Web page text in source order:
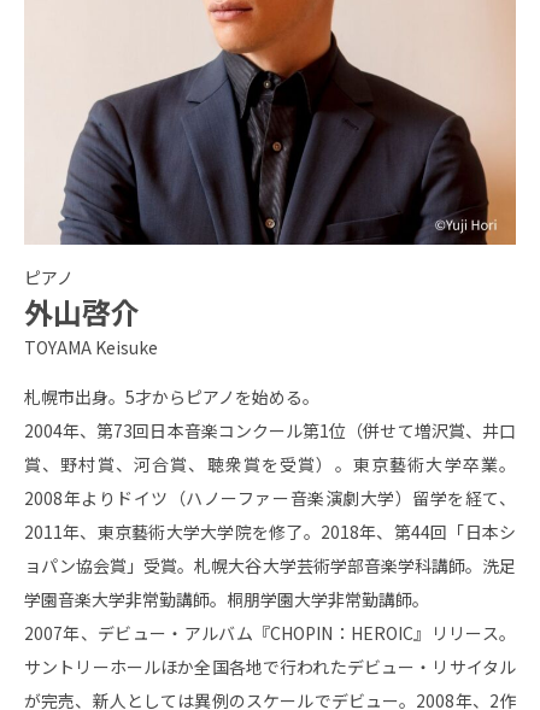
外山啓介
TOYAMA Keisuke
ピアノ
札幌市出身。5才からピアノを始める。
2004年、第73回日本音楽コンクール第1位（併せて増沢賞、井口
賞、野村賞、河合賞、聴衆賞を受賞）。東京藝術大学卒業。
2008年よりドイツ（ハノーファー音楽演劇大学）留学を経て、
2011年、東京藝術大学大学院を修了。2018年、第44回「日本シ
ョパン協会賞」受賞。札幌大谷大学芸術学部音楽学科講師。洗足
学園音楽大学非常勤講師。桐朋学園大学非常勤講師。
2007年、デビュー・アルバム『CHOPIN：HEROIC』リリース。
サントリーホールほか全国各地で行われたデビュー・リサイタル
が完売、新人としては異例のスケールでデビュー。2008年、2作